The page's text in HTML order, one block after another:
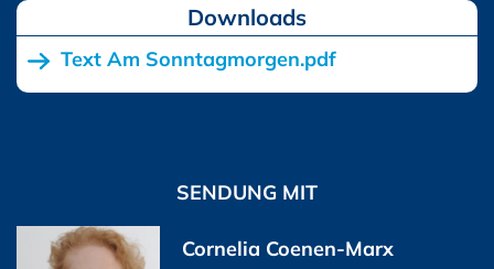
Downloads
Text Am Sonntagmorgen.pdf
SENDUNG MIT
Cornelia Coenen-Marx